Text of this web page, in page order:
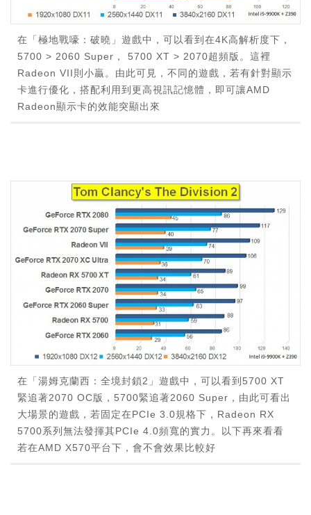
在「極地戰嚎：破曉」遊戲中，可以看到在4K高解析度下，
5700 > 2060 Super， 5700 XT > 2070超頻版。這裡
Radeon VII則小贏。由此可見，不同的遊戲，若有針對顯示
卡進行優化，搭配利用到更高視訊記憶體，即可讓AMD
Radeon顯示卡的效能突顯出來
在「湯姆克蘭西：全境封鎖2」遊戲中，可以看到5700 XT
緊追著2070 OC版，5700緊追著2060 Super，由此可看出
大場景的遊戲，若固定在PCIe 3.0規格下，Radeon RX
5700系列無法發揮其PCIe 4.0頻寬的實力。以下再來看看
若在AMD X570平台下，會不會效果比較好